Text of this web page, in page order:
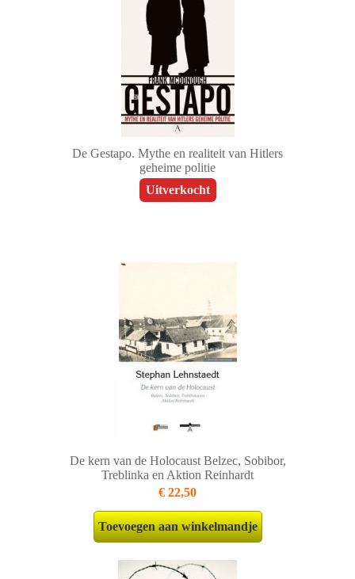
De Gestapo. Mythe en realiteit van Hitlers
geheime politie
Uitverkocht
De kern van de Holocaust Belzec, Sobibor,
Treblinka en Aktion Reinhardt
€ 22,50
Toevoegen aan winkelmandje